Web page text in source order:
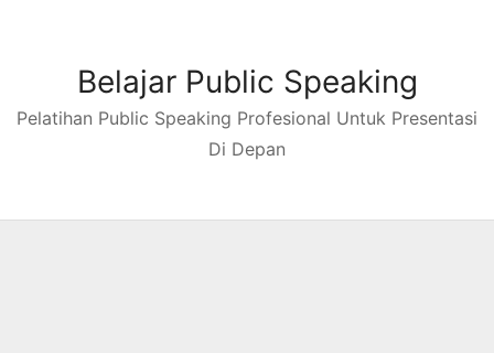
Belajar Public Speaking
Pelatihan Public Speaking Profesional Untuk Presentasi
Di Depan